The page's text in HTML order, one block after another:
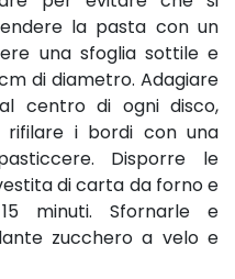
la pasta con un
una sfoglia sottile e
di diametro. Adagiare
centro di ogni disco,
rifilare i bordi con una
Disporre le
di carta da forno e
minuti. Sfornarle e
zucchero a velo e